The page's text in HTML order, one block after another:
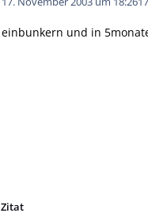
einbunkern und in
Zitat